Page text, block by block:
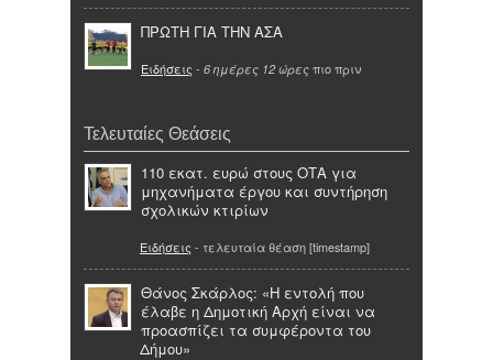
ΠΡΩΤΗ ΓΙΑ ΤΗΝ ΑΣΑ
Ειδήσεις - 6 ημέρες 12 ώρες πιο πριν
Τελευταίες Θεάσεις
110 εκατ. ευρώ στους ΟΤΑ για
μηχανήματα έργου και συντήρηση
σχολικών κτιρίων
Ειδήσεις - τελευταία θέαση [timestamp]
Θάνος Σκάρλος: «Η εντολή που
έλαβε η Δημοτική Αρχή είναι να
προασπίζει τα συμφέροντα του
Δήμου»